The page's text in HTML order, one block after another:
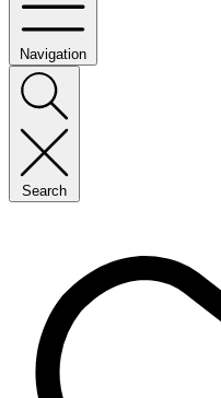
Navigation
Search